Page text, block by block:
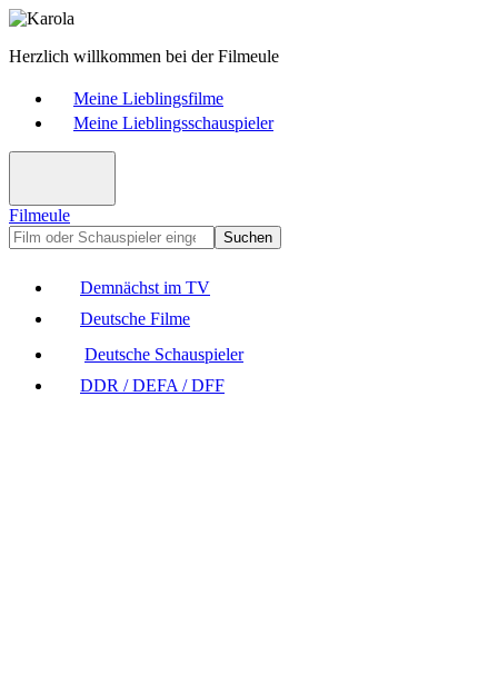
Herzlich willkommen bei der Filmeule
Meine Lieblingsfilme
Meine Lieblingsschauspieler
Filmeule
Suchen
Demnächst im TV
Deutsche Filme
Deutsche Schauspieler
DDR / DEFA / DFF